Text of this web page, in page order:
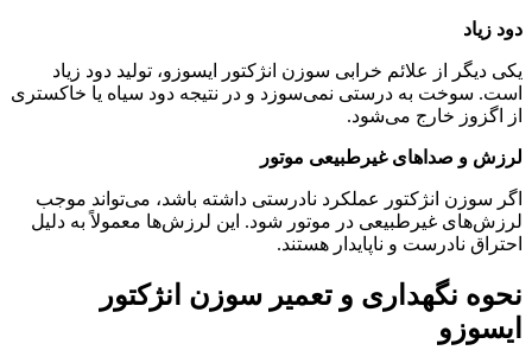
دود زیاد
یکی دیگر از علائم خرابی سوزن انژکتور ایسوزو، تولید دود زیاد
است. سوخت به درستی نمی‌سوزد و در نتیجه دود سیاه یا خاکستری
از اگزوز خارج می‌شود.
لرزش و صداهای غیرطبیعی موتور
اگر سوزن انژکتور عملکرد نادرستی داشته باشد، می‌تواند موجب
لرزش‌های غیرطبیعی در موتور شود. این لرزش‌ها معمولاً به دلیل
احتراق نادرست و ناپایدار هستند.
نحوه نگهداری و تعمیر سوزن انژکتور
ایسوزو